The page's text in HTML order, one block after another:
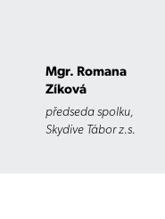
Mgr. Romana
Zíková
předseda spolku,
Skydive Tábor z.s.